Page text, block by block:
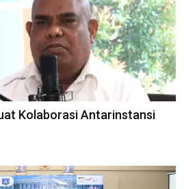
Kolaborasi Antarinstansi